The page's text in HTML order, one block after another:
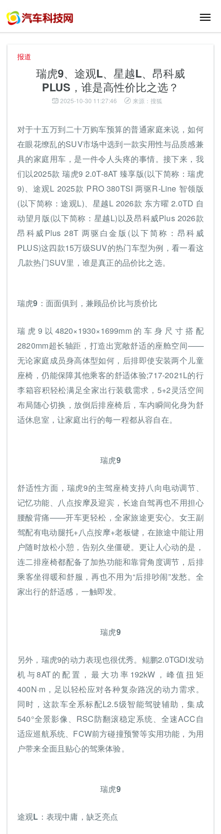
切
报道
瑞虎9、途观L、星越L、昂科威
PLUS，谁是高性价比之选？
2025-10-30 11:27:46 来源：搜狐
对于十五万到二十万购车预算的普通家庭来说，如何
在眼花缭乱的SUV市场中选到一款实用性与品质感兼
具的家庭用车，是一件令人头疼的事情。接下来，我
们以2025款 瑞虎9 2.0T-8AT 臻享版(以下简称：瑞虎
9)、途观L 2025款 PRO 380TSI 两驱R-Line 智领版
(以下简称：途观L)、星越L 2026款 东方曜 2.0TD 自
动望月版(以下简称：星越L)以及昂科威Plus 2026款
昂科威Plus 28T 两驱白金版(以下简称：昂科威
PLUS)这四款15万级SUV的热门车型为例，看一看这
几款热门SUV里，谁是真正的品价比之选。
瑞虎9：面面俱到，兼顾品价比与质价比
瑞虎9以4820×1930×1699mm的车身尺寸搭配
2820mm超长轴距，打造出宽敞舒适的座舱空间——
无论家庭成员身高体型如何，后排即使安装两个儿童
座椅，仍能保障其他乘客的舒适体验;717-2021L的行
李箱容积轻松满足全家出行装载需求，5+2灵活空间
布局随心切换，放倒后排座椅后，车内瞬间化身为舒
适休息室，让家庭出行的每一程都从容自在。
瑞虎9
舒适性方面，瑞虎9的主驾座椅支持八向电动调节、
记忆功能、八点按摩及迎宾，长途自驾再也不用担心
腰酸背痛——开车更轻松，全家旅途更安心。女王副
驾配有电动腿托+八点按摩+老板键，在旅途中能让用
户随时放松小憩，告别久坐僵硬。更让人心动的是，
连二排座椅都配备了加热功能和靠背角度调节，后排
乘客坐得暖和舒服，再也不用为“后排吵闹”发愁。全
家出行的舒适感，一触即发。
瑞虎9
另外，瑞虎9的动力表现也很优秀。鲲鹏2.0TGDI发动
机与8AT的配置，最大功率192kW，峰值扭矩
400N·m，足以轻松应对各种复杂路况的动力需求。
同时，这款车全系标配L2.5级智能驾驶辅助，集成
540°全景影像、RSC防翻滚稳定系统、全速ACC自
适应巡航系统、FCW前方碰撞预警等实用功能，为用
户带来全面且贴心的驾乘体验。
瑞虎9
途观L：表现中庸，缺乏亮点